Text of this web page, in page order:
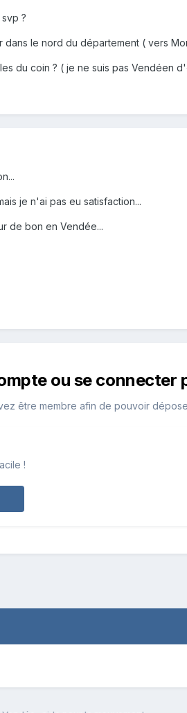
?
le nord du département ( vers
du coin ? ( je ne suis pas Vendéen
je n'ai pas eu satisfaction...
de bon en Vendée...
ou se connecter
être membre afin de pouvoir
!